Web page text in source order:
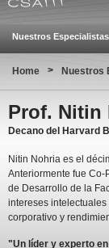
Nuestros Especialistas
Home > Nuestros
Prof. Nitin
Decano del Harvard
Nitin Nohria es el
Anteriormente fue
de Desarrollo de la
intereses
corporativo y
"Un líder y experto